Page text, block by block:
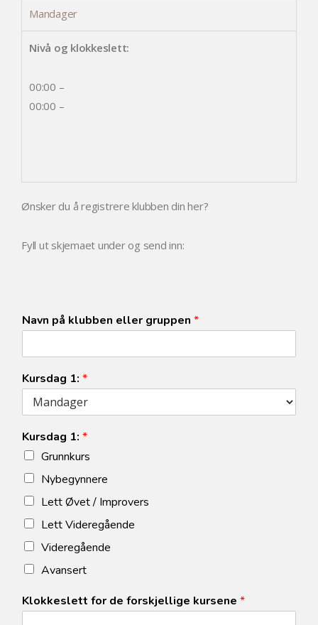
Mandager
Nivå og klokkeslett:
00:00 –
00:00 –
Ønsker du å registrere klubben din her?
Fyll ut skjemaet under og send inn:
Navn på klubben eller gruppen *
Kursdag 1: *
Kursdag 1: *
Grunnkurs
Nybegynnere
Lett Øvet / Improvers
Lett Videregående
Videregående
Avansert
Klokkeslett for de forskjellige kursene *